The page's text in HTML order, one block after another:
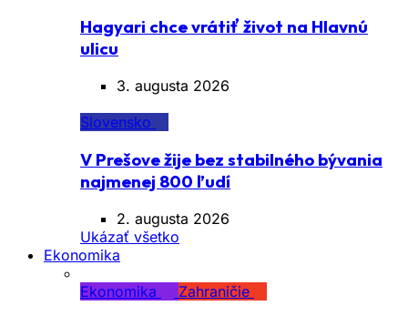
Hagyari chce vrátiť život na Hlavnú
ulicu
3. augusta 2026
Slovensko
V Prešove žije bez stabilného bývania
najmenej 800 ľudí
2. augusta 2026
Ukázať všetko
Ekonomika
Ekonomika
Zahraničie